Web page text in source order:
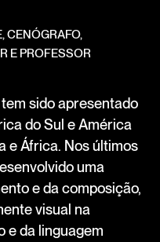
CENÓGRAFO,
E PROFESSOR
sido apresentado
do Sul e América
e África. Nos últimos
uma
e da composição,
visual na
e da linguagem